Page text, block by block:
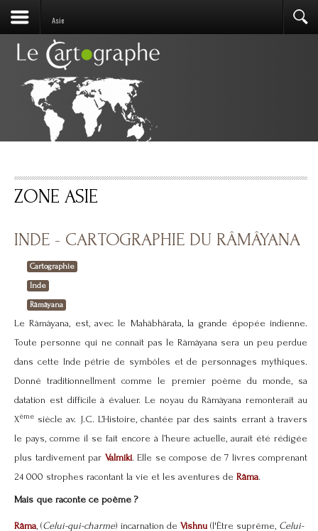
Asie
ZONE ASIE
INDE - CARTOGRAPHIE DU RÂMÂYANA
Cartographie
Inde
Râmâyana
Le Râmâyana, est, avec le Mahâbhârata, la grande épopée indienne.
Toute personne qui ne connait pas le Râmâyana sera un peu perdue
dans cette Inde pétrie de symbôles et de personnages mythiques.
Donné traditionnellment comme le premier poème du monde, sa
datation est difficile à évaluer. Le noyau du Râmâyana remonterait au
Xème siècle av. J.C. L’Histoire, chantée par des saints errant à travers
le pays, comme il se fait encore à l’heure actuelle, aurait été rédigée
plus tardivement par Valmiki. Elle se compose de 7 livres comprenant
24 000 strophes racontant la vie et les aventures de Râma.
Mais que raconte ce poème ?
Râma, (Celui-qui-charme) incarnation de Vishnu (l'Être suprême, Celui-